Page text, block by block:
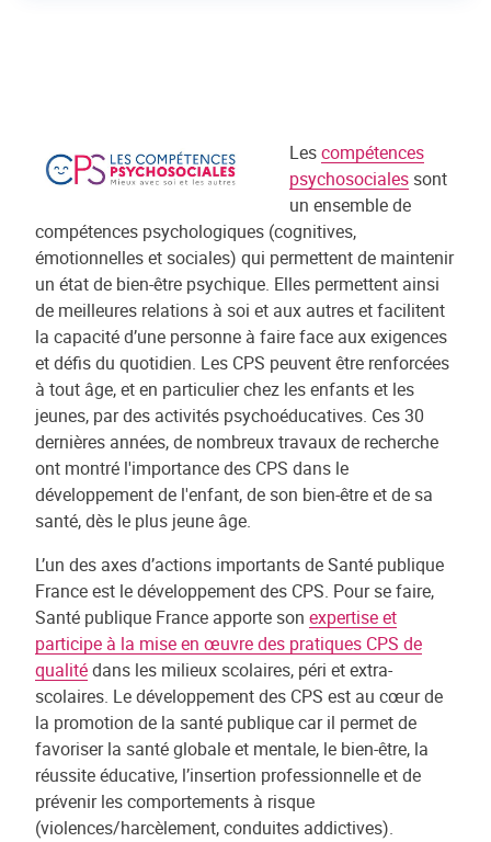
Lescompétences
psychosociales sont
un ensemble de
compétences psychologiques (cognitives,
émotionnelles et sociales) qui permettent de maintenir
un état de bien-être psychique. Elles permettent ainsi
de meilleures relations à soi et aux autres et facilitent
la capacité d’une personne à faire face aux exigences
et défis du quotidien. Les CPS peuvent être renforcées
à tout âge, et en particulier chez les enfants et les
jeunes, par des activités psychoéducatives. Ces 30
dernières années, de nombreux travaux de recherche
ont montré l'importance des CPS dans le
développement de l'enfant, de son bien-être et de sa
santé, dès le plus jeune âge.
L’un des axes d’actions importants de Santé publique
France est le développement des CPS. Pour se faire,
Santé publique France apporte son expertise et
participe à la mise en œuvre des pratiques CPS de
qualitédans les milieux scolaires, péri et extra-
scolaires. Le développement des CPS est au cœur de
la promotion de la santé publique car il permet de
favoriser la santé globale et mentale, le bien-être, la
réussite éducative, l’insertion professionnelle et de
prévenir les comportements à risque
(violences/harcèlement, conduites addictives).